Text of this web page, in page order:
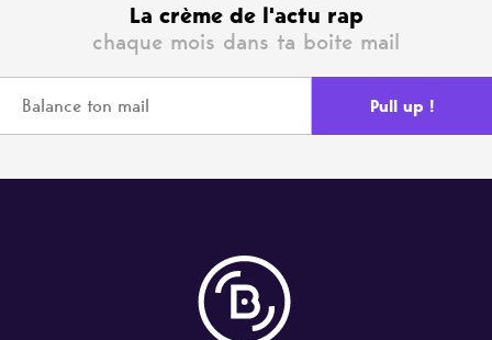
La crème de l'actu rap
chaque mois dans ta boite mail